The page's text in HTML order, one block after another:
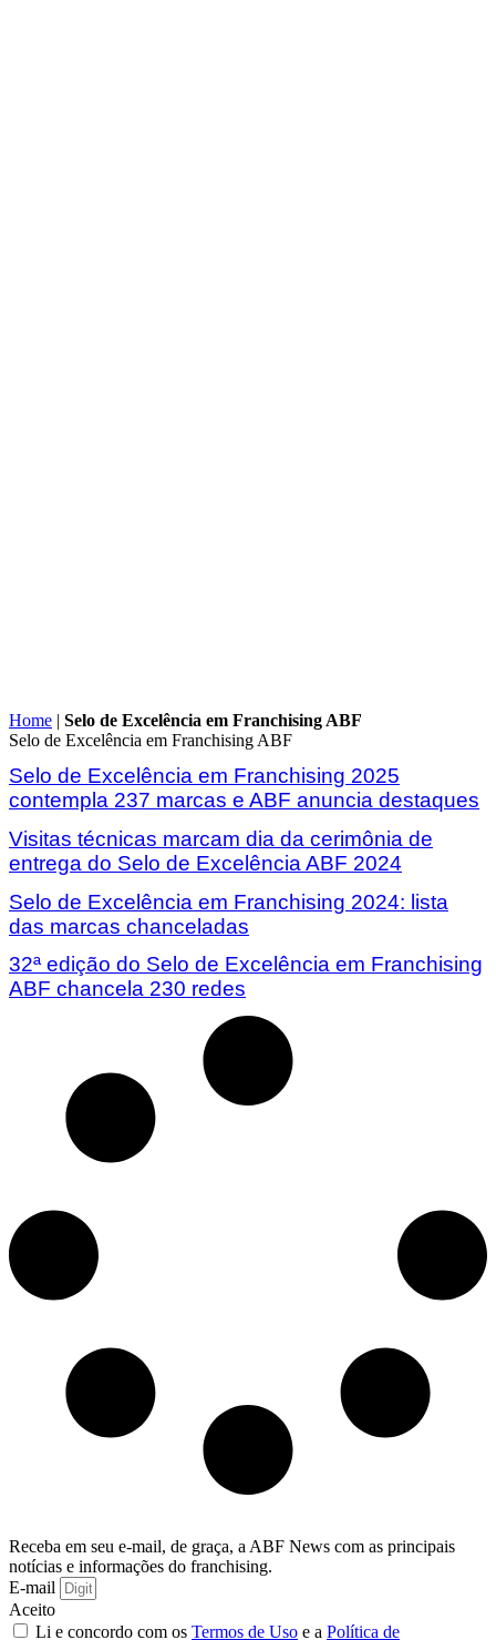
Home | Selo de Excelência em Franchising ABF
Selo de Excelência em Franchising ABF
Selo de Excelência em Franchising 2025
contempla 237 marcas e ABF anuncia destaques
Visitas técnicas marcam dia da cerimônia de
entrega do Selo de Excelência ABF 2024
Selo de Excelência em Franchising 2024: lista
das marcas chanceladas
32ª edição do Selo de Excelência em Franchising
ABF chancela 230 redes
Receba em seu e-mail, de graça, a ABF News com as principais
notícias e informações do franchising.
E-mail
Aceito
Li e concordo com os Termos de Uso e a Política de